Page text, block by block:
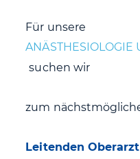
Für unsere
suchen wir
zum
Leitenden